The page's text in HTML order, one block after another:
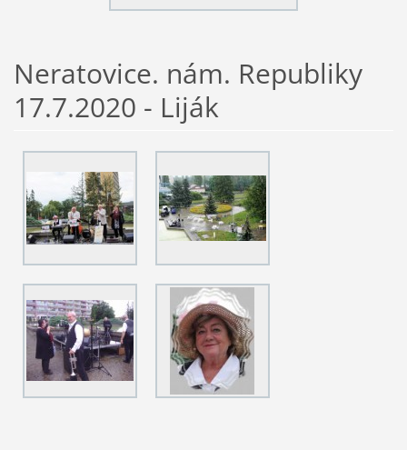
Neratovice. nám. Republiky
17.7.2020 - Liják